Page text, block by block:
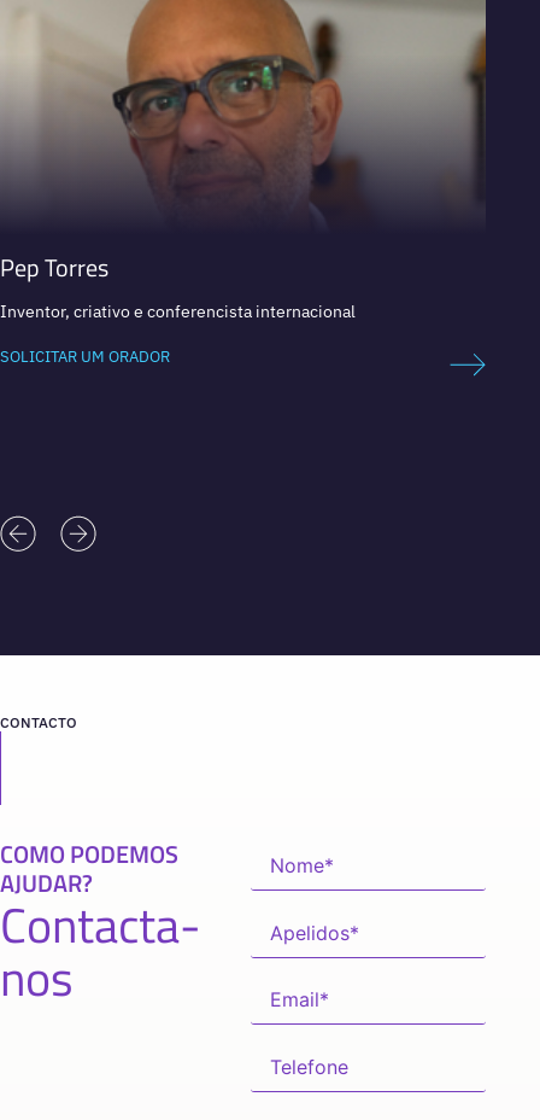
Pep Torres
Inventor, criativo e conferencista internacional
SOLICITAR UM ORADOR
CONTACTO
COMO PODEMOS
AJUDAR?
Contacta-
nos